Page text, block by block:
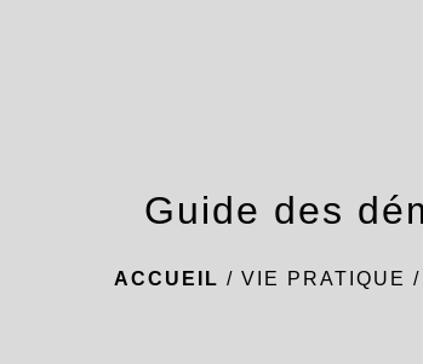
Guide des
ACCUEIL / VIE PRATIQUE /